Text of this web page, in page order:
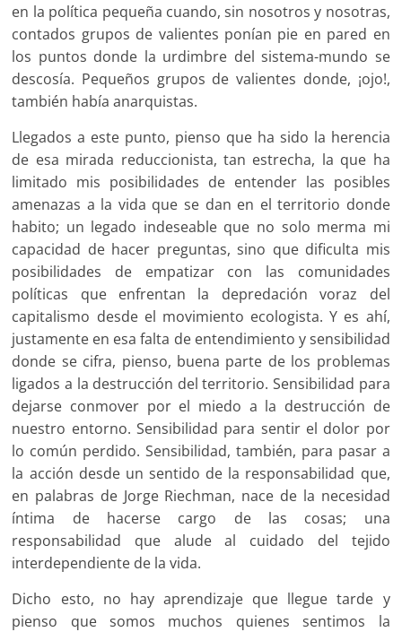
en la política pequeña cuando, sin nosotros y nosotras,
contados grupos de valientes ponían pie en pared en
los puntos donde la urdimbre del sistema-mundo se
descosía. Pequeños grupos de valientes donde, ¡ojo!,
también había anarquistas.
Llegados a este punto, pienso que ha sido la herencia
de esa mirada reduccionista, tan estrecha, la que ha
limitado mis posibilidades de entender las posibles
amenazas a la vida que se dan en el territorio donde
habito; un legado indeseable que no solo merma mi
capacidad de hacer preguntas, sino que dificulta mis
posibilidades de empatizar con las comunidades
políticas que enfrentan la depredación voraz del
capitalismo desde el movimiento ecologista. Y es ahí,
justamente en esa falta de entendimiento y sensibilidad
donde se cifra, pienso, buena parte de los problemas
ligados a la destrucción del territorio. Sensibilidad para
dejarse conmover por el miedo a la destrucción de
nuestro entorno. Sensibilidad para sentir el dolor por
lo común perdido. Sensibilidad, también, para pasar a
la acción desde un sentido de la responsabilidad que,
en palabras de Jorge Riechman, nace de la necesidad
íntima de hacerse cargo de las cosas; una
responsabilidad que alude al cuidado del tejido
interdependiente de la vida.
Dicho esto, no hay aprendizaje que llegue tarde y
pienso que somos muchos quienes sentimos la